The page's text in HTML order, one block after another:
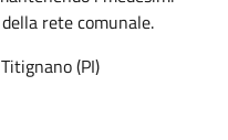
rete comunale.
(PI)